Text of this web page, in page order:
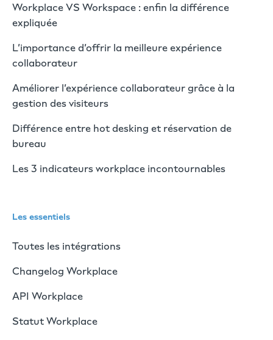
Workplace VS Workspace : enfin la différence
expliquée
L’importance d’offrir la meilleure expérience
collaborateur
Améliorer l’expérience collaborateur grâce à la
gestion des visiteurs
Différence entre hot desking et réservation de
bureau
Les 3 indicateurs workplace incontournables
Les essentiels
Toutes les intégrations
Changelog Workplace
API Workplace
Statut Workplace